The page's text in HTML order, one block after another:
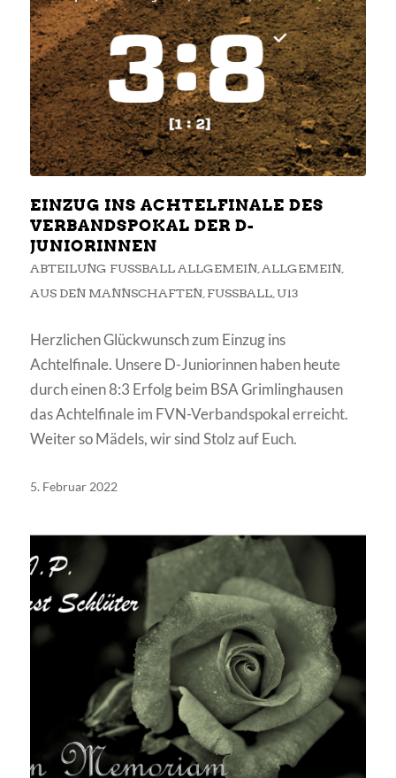
EINZUG INS ACHTELFINALE DES
VERBANDSPOKAL DER D-
JUNIORINNEN
ABTEILUNG FUSSBALL ALLGEMEIN ,ALLGEMEIN,
AUS DEN MANNSCHAFTEN,FUSSBALL ,U13
Herzlichen Glückwunsch zum Einzug ins
Achtelfinale. Unsere D-Juniorinnen haben heute
durch einen 8:3 Erfolg beim BSA Grimlinghausen
das Achtelfinale im FVN-Verbandspokal erreicht.
Weiter so Mädels, wir sind Stolz auf Euch.
5. Februar 2022